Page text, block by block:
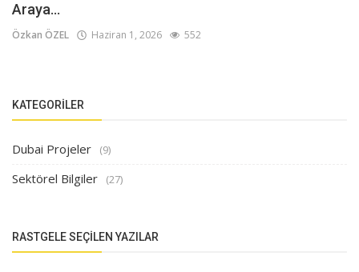
Araya...
Özkan ÖZEL Haziran 1, 2026 552
KATEGORILER
Dubai Projeler (9)
Sektörel Bilgiler (27)
RASTGELE SEÇILEN YAZILAR